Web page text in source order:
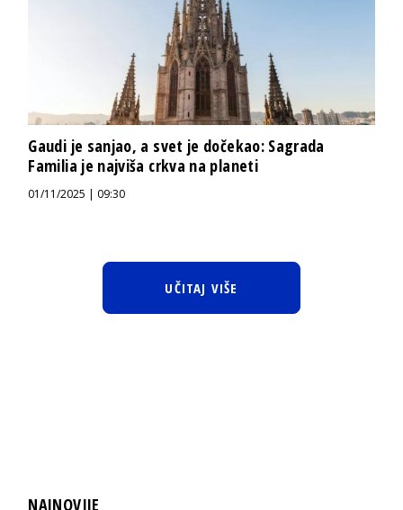
Gaudi je sanjao, a svet je dočekao: Sagrada
Familia je najviša crkva na planeti
01/11/2025 | 09:30
UČITAJ VIŠE
NAJNOVIJE